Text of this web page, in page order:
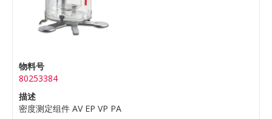
物料号
80253384
描述
密度测定组件 AV EP VP PA